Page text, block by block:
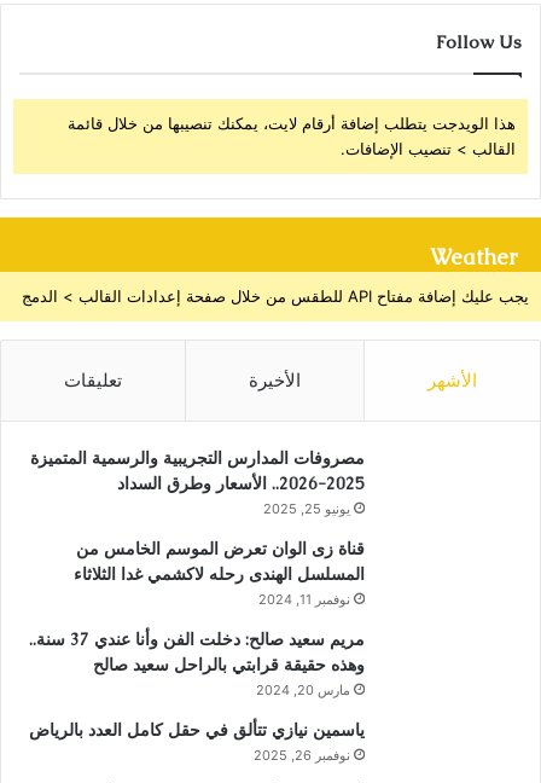
Follow Us
هذا الويدجت يتطلب إضافة أرقام لايت، يمكنك تنصيبها من خلال قائمة
القالب > تنصيب الإضافات.
Weather
يجب عليك إضافة مفتاح API للطقس من خلال صفحة إعدادات القالب > الدمج
الأشهر الأخيرة تعليقات
مصروفات المدارس التجريبية والرسمية المتميزة
2025-2026.. الأسعار وطرق السداد
يونيو 25, 2025
قناة زى الوان تعرض الموسم الخامس من
المسلسل الهندى رحله لاكشمي غدا الثلاثاء
نوفمبر 11, 2024
مريم سعيد صالح: دخلت الفن وأنا عندي 37 سنة..
وهذه حقيقة قرابتي بالراحل سعيد صالح
مارس 20, 2024
ياسمين نيازي تتألق في حقل كامل العدد بالرياض
نوفمبر 26, 2025